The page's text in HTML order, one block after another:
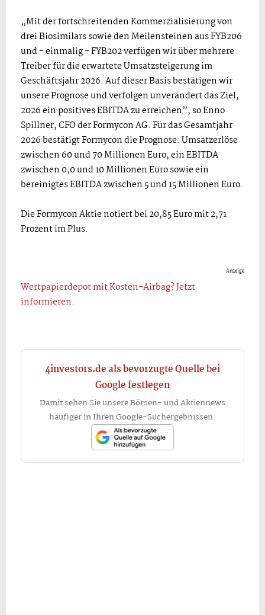
„Mit der fortschreitenden Kommerzialisierung von
drei Biosimilars sowie den Meilensteinen aus FYB206
und - einmalig - FYB202 verfügen wir über mehrere
Treiber für die erwartete Umsatzsteigerung im
Geschäftsjahr 2026. Auf dieser Basis bestätigen wir
unsere Prognose und verfolgen unverändert das Ziel,
2026 ein positives EBITDA zu erreichen”, so Enno
Spillner, CFO der Formycon AG. Für das Gesamtjahr
2026 bestätigt Formycon die Prognose: Umsatzerlöse
zwischen 60 und 70 Millionen Euro, ein EBITDA
zwischen 0,0 und 10 Millionen Euro sowie ein
bereinigtes EBITDA zwischen 5 und 15 Millionen Euro.
Die Formycon Aktie notiert bei 20,85 Euro mit 2,71
Prozent im Plus.
Anzeige
Wertpapierdepot mit Kosten-Airbag? Jetzt
informieren.
4investors.de als bevorzugte Quelle bei
Google festlegen
Damit sehen Sie unsere Börsen- und Aktiennews
häufiger in Ihren Google-Suchergebnissen.